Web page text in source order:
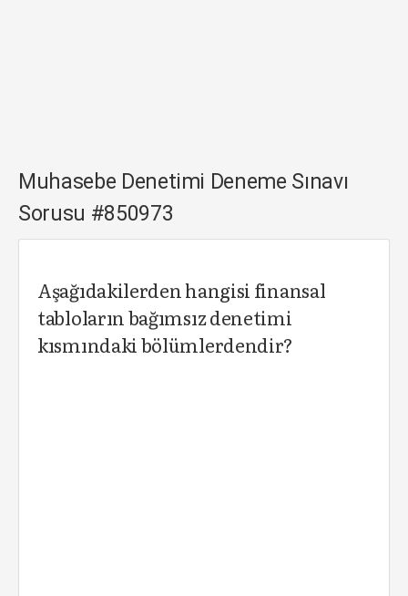
Muhasebe Denetimi Deneme Sınavı
Sorusu #850973
Aşağıdakilerden hangisi finansal
tabloların bağımsız denetimi
kısmındaki bölümlerdendir?